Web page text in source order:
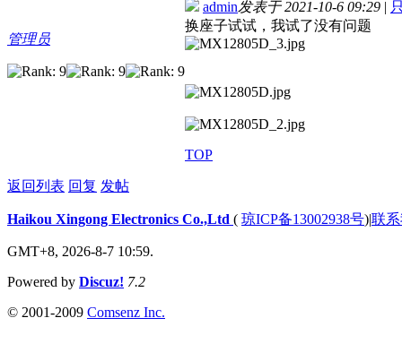
管理员
admin发表于 2021-10-6 09:29 |
换座子试试，我试了没有问题
TOP
返回列表 回复 发帖
Haikou Xingong Electronics Co.,Ltd ( 琼ICP备13002938号)|联
GMT+8, 2026-8-7 10:59.
Powered by Discuz! 7.2
© 2001-2009 Comsenz Inc.